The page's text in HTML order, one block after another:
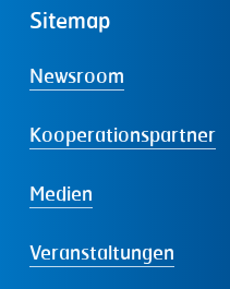
Sitemap
Newsroom
Kooperationspartner
Medien
Veranstaltungen